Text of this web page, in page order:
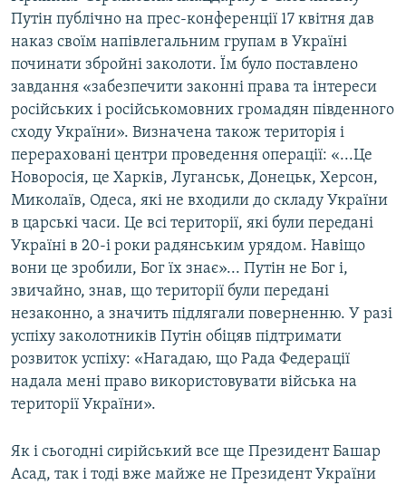
Путін публічно на прес-конференції 17 квітня дав
наказ своїм напівлегальним групам в Україні
починати збройні заколоти. Їм було поставлено
завдання «забезпечити законні права та інтереси
російських і російськомовних громадян південного
сходу України». Визначена також територія і
перераховані центри проведення операції: «...Це
Новоросія, це Харків, Луганськ, Донецьк, Херсон,
Миколаїв, Одеса, які не входили до складу України
в царські часи. Це всі території, які були передані
Україні в 20-і роки радянським урядом. Навіщо
вони це зробили, Бог їх знає»... Путін не Бог і,
звичайно, знав, що території були передані
незаконно, а значить підлягали поверненню. У разі
успіху заколотників Путін обіцяв підтримати
розвиток успіху: «Нагадаю, що Рада Федерації
надала мені право використовувати війська на
території України».
Як і сьогодні сирійський все ще Президент Башар
Асад, так і тоді вже майже не Президент України